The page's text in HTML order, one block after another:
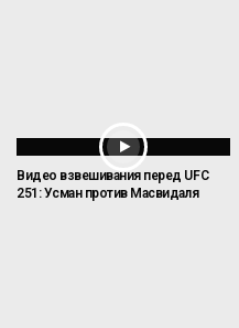
Видео взвешивания перед UFC
251: Усман против Масвидаля